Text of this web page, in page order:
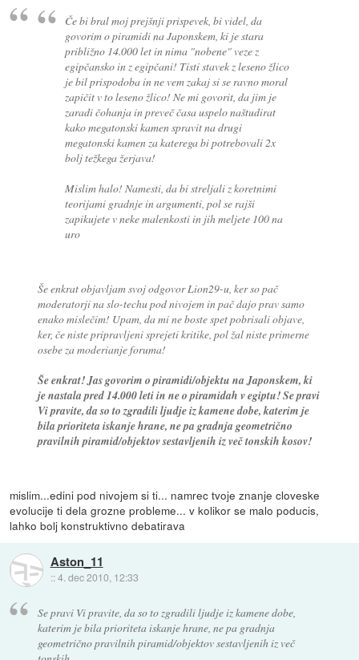
Če bi bral moj prejšnji prispevek, bi videl, da
govorim o piramidi na Japonskem, ki je stara
približno 14.000 let in nima "nobene" veze z
egipčansko in z egipčani! Tisti stavek z leseno žlico
je bil prispodoba in ne vem zakaj si se ravno moral
zapičit v to leseno žlico! Ne mi govorit, da jim je
zaradi čohanja in preveč časa uspelo naštudirat
kako megatonski kamen spravit na drugi
megatonski kamen za katerega bi potrebovali 2x
bolj težkega žerjava!
Mislim halo! Namesti, da bi streljali z koretnimi
teorijami gradnje in argumenti, pol se rajši
zapikujete v neke malenkosti in jih meljete 100 na
uro
Še enkrat objavljam svoj odgovor Lion29-u, ker so pač
moderatorji na slo-techu pod nivojem in pač dajo prav samo
enako mislečim! Upam, da mi ne boste spet pobrisali objave,
ker, če niste pripravljeni sprejeti kritike, pol žal niste primerne
osebe za moderianje foruma!
Še enkrat! Jas govorim o piramidi/objektu na Japonskem, ki
je nastala pred 14.000 leti in ne o piramidah v egiptu! Se pravi
Vi pravite, da so to zgradili ljudje iz kamene dobe, katerim je
bila prioriteta iskanje hrane, ne pa gradnja geometrično
pravilnih piramid/objektov sestavljenih iz več tonskih kosov!
mislim...edini pod nivojem si ti... namrec tvoje znanje cloveske
evolucije ti dela grozne probleme... v kolikor se malo poducis,
lahko bolj konstruktivno debatirava
Aston_11
::4. dec 2010, 12:33
Se pravi Vi pravite, da so to zgradili ljudje iz kamene dobe,
katerim je bila prioriteta iskanje hrane, ne pa gradnja
geometrično pravilnih piramid/objektov sestavljenih iz več